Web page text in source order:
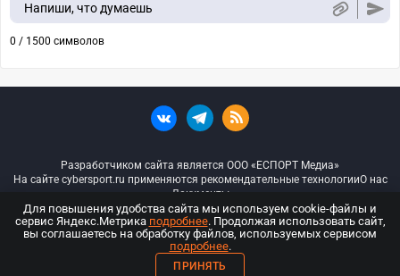
Напиши, что думаешь
0 / 1500 символов
Разработчиком сайта является ООО «ЕСПОРТ Медиа»
На сайте cybersport.ru применяются рекомендательные технологииО нас
Документы
© ООО «Киберспорт.ру» — Все права защищены
18+
Для повышения удобства сайта мы используем cookie-файлы и
сервис Яндекс.Метрика подробнее. Продолжая использовать сайт,
вы соглашаетесь на обработку файлов, используемых сервисом
подробнее.
ПРИНЯТЬ